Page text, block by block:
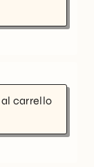
carrello